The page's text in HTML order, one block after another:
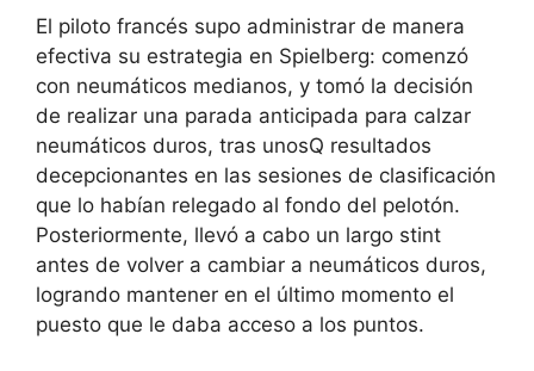
El piloto francés supo administrar de manera
efectiva su estrategia en Spielberg: comenzó
con neumáticos medianos, y tomó la decisión
de realizar una parada anticipada para calzar
neumáticos duros, tras unosQ resultados
decepcionantes en las sesiones de clasificación
que lo habían relegado al fondo del pelotón.
Posteriormente, llevó a cabo un largo stint
antes de volver a cambiar a neumáticos duros,
logrando mantener en el último momento el
puesto que le daba acceso a los puntos.